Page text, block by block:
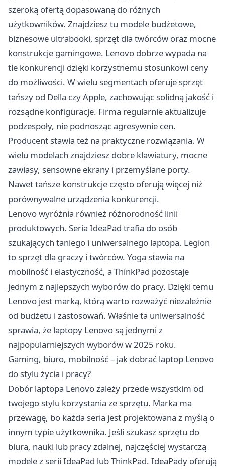
szeroką ofertą dopasowaną do różnych
użytkowników. Znajdziesz tu modele budżetowe,
biznesowe ultrabooki, sprzęt dla twórców oraz mocne
konstrukcje gamingowe. Lenovo dobrze wypada na
tle konkurencji dzięki korzystnemu stosunkowi ceny
do możliwości. W wielu segmentach oferuje sprzęt
tańszy od Della czy Apple, zachowując solidną jakość i
rozsądne konfiguracje. Firma regularnie aktualizuje
podzespoły, nie podnosząc agresywnie cen.
Producent stawia też na praktyczne rozwiązania. W
wielu modelach znajdziesz dobre klawiatury, mocne
zawiasy, sensowne ekrany i przemyślane porty.
Nawet tańsze konstrukcje często oferują więcej niż
porównywalne urządzenia konkurencji.
Lenovo wyróżnia również różnorodność linii
produktowych. Seria IdeaPad trafia do osób
szukających taniego i uniwersalnego laptopa. Legion
to sprzęt dla graczy i twórców. Yoga stawia na
mobilność i elastyczność, a ThinkPad pozostaje
jednym z najlepszych wyborów do pracy. Dzięki temu
Lenovo jest marką, którą warto rozważyć niezależnie
od budżetu i zastosowań. Właśnie ta uniwersalność
sprawia, że laptopy Lenovo są jednymi z
najpopularniejszych wyborów w 2025 roku.
Gaming, biuro, mobilność – jak dobrać laptop Lenovo
do stylu życia i pracy?
Dobór laptopa Lenovo zależy przede wszystkim od
twojego stylu korzystania ze sprzętu. Marka ma
przewagę, bo każda seria jest projektowana z myślą o
innym typie użytkownika. Jeśli szukasz sprzętu do
biura, nauki lub pracy zdalnej, najczęściej wystarczą
modele z serii IdeaPad lub ThinkPad. IdeaPady oferują